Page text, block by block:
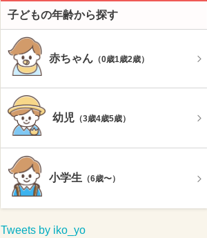
子どもの年齢から探す
赤ちゃん （0歳1歳2歳）
幼児 （3歳4歳5歳）
小学生 （6歳〜）
Tweets by iko_yo